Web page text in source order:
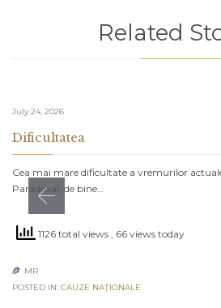
Related
July 24, 2026
Dificultatea
Cea mai mare dificultate a vremurilor
Paradoxal, de bine…
1126 total views , 66 views today
 MR
POSTED IN: CAUZE NAŢIONALE